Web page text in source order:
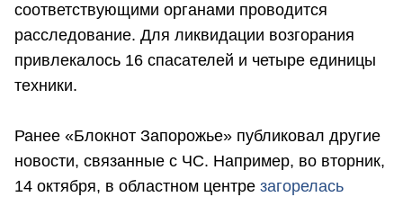
соответствующими органами проводится
расследование. Для ликвидации возгорания
привлекалось 16 спасателей и четыре единицы
техники.
Ранее «Блокнот Запорожье» публиковал другие
новости, связанные с ЧС. Например, во вторник,
14 октября, в областном центре загорелась